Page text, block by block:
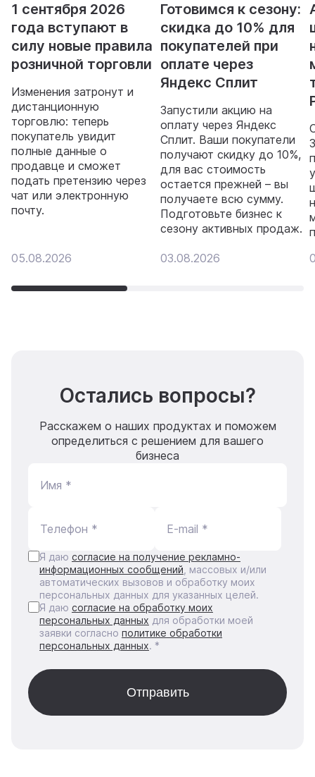
1 сентября 2026
года вступают в
силу новые правила
розничной торговли
Изменения затронут и
дистанционную
торговлю: теперь
покупатель увидит
полные данные о
продавце и сможет
подать претензию через
чат или электронную
почту.
05.08.2026
Готовимся к сезону:
скидка до 10% для
покупателей при
оплате через
Яндекс Сплит
Запустили акцию на
оплату через Яндекс
Сплит. Ваши покупатели
получают скидку до 10%,
для вас стоимость
остается прежней – вы
получаете всю сумму.
Подготовьте бизнес к
сезону активных продаж.
03.08.2026
Остались вопросы?
Расскажем о наших продуктах и поможем
определиться с решением для вашего
бизнеса
Имя *
Телефон * E-mail *
Я даю согласие на получение рекламно-
информационных сообщений , массовых и/или
автоматических вызовов и обработку моих
персональных данных для указанных целей.
Я даю согласие на обработку моих
персональных данных для обработки моей
заявки согласно политике обработки
персональных данных. *